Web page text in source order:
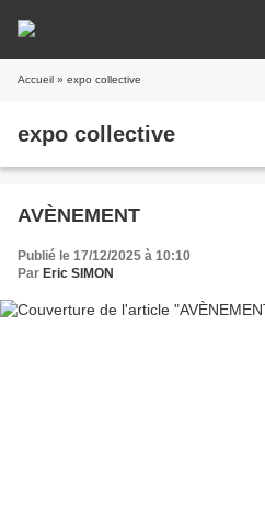
Accueil » expo collective
expo collective
AVÈNEMENT
Publié le 17/12/2025 à 10:10
Par Eric SIMON